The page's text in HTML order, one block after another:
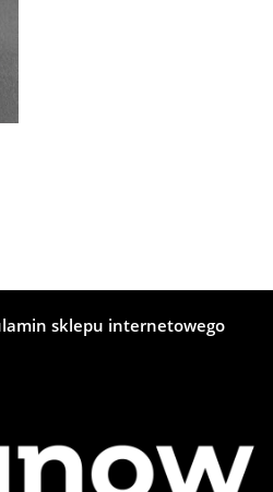
sklepu internetowego